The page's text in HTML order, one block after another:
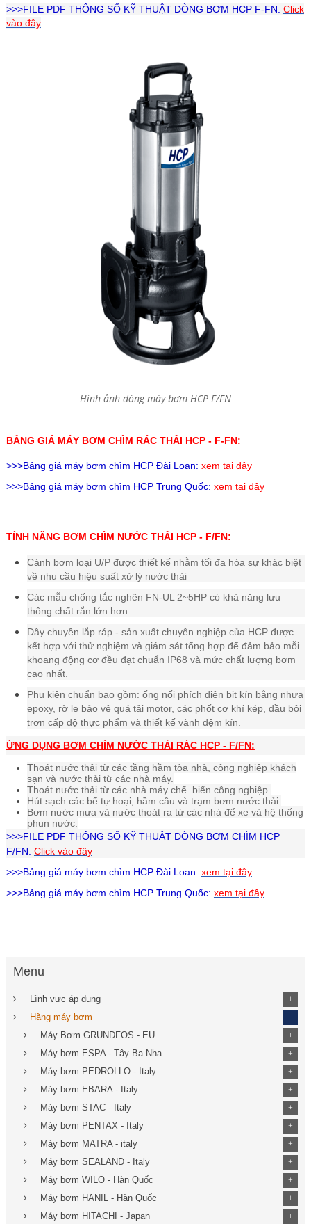
>>>FILE PDF THÔNG SỐ KỸ THUẬT DÒNG BƠM HCP F-FN: Click
vào đây
Hình ảnh dòng máy bơm HCP F/FN
BẢNG GIÁ MÁY BƠM CHÌM RÁC THẢI HCP - F-FN:
>>>Bảng giá máy bơm chìm HCPĐài Loan: xem tại đây
>>>Bảng giá máy bơm chìm HCPTrung Quốc: xem tại đây
TÍNH NĂNG BƠM CHÌM NƯỚC THẢI HCP - F/FN:
Cánh bơm loại U/P được thiết kế nhằm tối đa hóa sự khác biệt
về nhu cầu hiệu suất xử lý nước thải
Các mẫu chống tắc nghẽn FN-UL 2~5HP có khả năng lưu
thông chất rắn lớn hơn.
Dây chuyền lắp ráp - sản xuất chuyên nghiệp của HCP được
kết hợp với thử nghiệm và giám sát tổng hợp để đảm bảo mỗi
khoang động cơ đều đạt chuẩn IP68 và mức chất lượng bơm
cao nhất.
Phụ kiện chuẩn bao gồm: ống nối phích điện bịt kín bằng nhựa
epoxy, rờ le bảo vệ quá tải motor, các phốt cơ khí kép, dầu bôi
trơn cấp độ thực phẩm và thiết kế vành đệm kín.
ỨNG DỤNG BƠM CHÌM NƯỚC THẢI RÁC HCP - F/FN:
Thoát nước thải từ các tầng hầm tòa nhà, công nghiệp khách
sạn và nước thải từ các nhà máy.
Thoát nước thải từ các nhà máy chế biến công nghiệp.
Hút sạch các bể tự hoại, hầm cầu và trạm bơm nước thải.
Bơm nước mưa và nước thoát ra từ các nhà để xe và hệ thống
phun nước.
>>>FILE PDF THÔNG SỐ KỸ THUẬT DÒNG BƠM CHÌM HCP
F/FN: Click vào đây
>>>Bảng giá máy bơm chìm HCPĐài Loan: xem tại đây
>>>Bảng giá máy bơm chìm HCPTrung Quốc: xem tại đây
Menu
Lĩnh vực áp dụng +
Hãng máy bơm
Máy Bơm GRUNDFOS - EU +
Máy bơm ESPA - Tây Ba Nha +
Máy bơm PEDROLLO - Italy +
Máy bơm EBARA - Italy +
Máy bơm STAC - Italy +
Máy bơm PENTAX - Italy +
Máy bơm MATRA - italy +
Máy bơm SEALAND - Italy +
Máy bơm WILO - Hàn Quốc +
Máy bơm HANIL - Hàn Quốc +
Máy bơm HITACHI - Japan +